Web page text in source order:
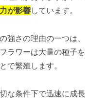
が影響しています。
強さの理由の一つは、
ラワーは大量の種子を
で繁殖します。
な条件下で迅速に成長